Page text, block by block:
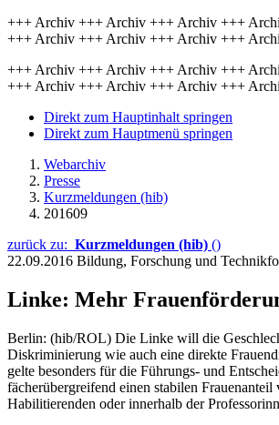
+++ Archiv +++ Archiv +++ Archiv +++
+++ Archiv +++ Archiv +++ Archiv +++
+++ Archiv +++ Archiv +++ Archiv +++
+++ Archiv +++ Archiv +++ Archiv +++
Direkt zum Hauptinhalt springen
Direkt zum Hauptmenü springen
Webarchiv
Presse
Kurzmeldungen (hib)
201609
zurück zu: Kurzmeldungen (hib) ()
22.09.2016 Bildung, Forschung und
Linke: Mehr
Berlin: (hib/ROL) Die Linke will die
Diskriminierung wie auch eine direkte
gelte besonders für die Führungs- und
fächerübergreifend einen stabilen
Habilitierenden oder innerhalb der